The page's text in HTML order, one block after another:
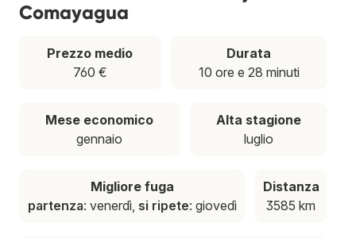
Comayagua
Prezzo medio
760 €
Durata
10 ore e 28 minuti
Mese economico
gennaio
Alta stagione
luglio
Migliore fuga
partenza: venerdì, si ripete: giovedì
Distanza
3585 km